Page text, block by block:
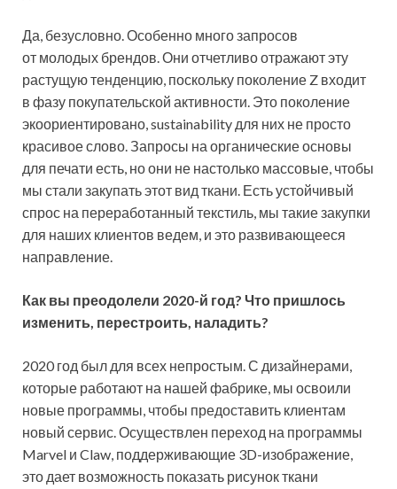
Да, безусловно. Особенно много запросов
от молодых брендов. Они отчетливо отражают эту
растущую тенденцию, поскольку поколение Z входит
в фазу покупательской активности. Это поколение
экоориентировано, sustainability для них не просто
красивое слово. Запросы на органические основы
для печати есть, но они не настолько массовые, чтобы
мы стали закупать этот вид ткани. Есть устойчивый
спрос на переработанный текстиль, мы такие закупки
для наших клиентов ведем, и это развивающееся
направление.
Как вы преодолели 2020-й год? Что пришлось
изменить, перестроить, наладить?
2020 год был для всех непростым. С дизайнерами,
которые работают на нашей фабрике, мы освоили
новые программы, чтобы предоставить клиентам
новый сервис. Осуществлен переход на программы
Marvel и Claw, поддерживающие 3D-изображение,
это дает возможность показать рисунок ткани